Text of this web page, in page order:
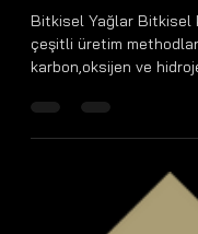
Bitkisel Yağlar Nedir?
Bitkisel Yağlar Bitkisel
karbon,oksijen ve
oluşan...